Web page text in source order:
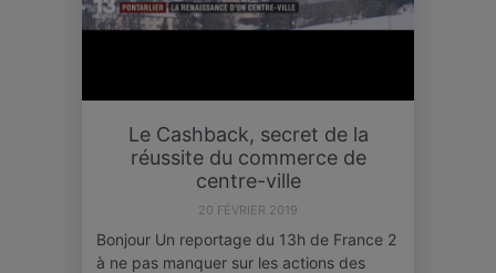
Le Cashback, secret de la
réussite du commerce de
centre-ville
20 FÉVRIER 2019
Bonjour Un reportage du 13h de France 2
à ne pas manquer sur les actions des